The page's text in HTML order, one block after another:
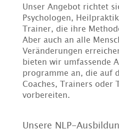
Unser Angebot richtet
Psychologen,
Trainer, die ihre
Aber auch an alle
Veränderungen
bieten wir umfassende
programme an, die auf
Coaches, Trainers oder
vorbereiten.
Unsere NLP-